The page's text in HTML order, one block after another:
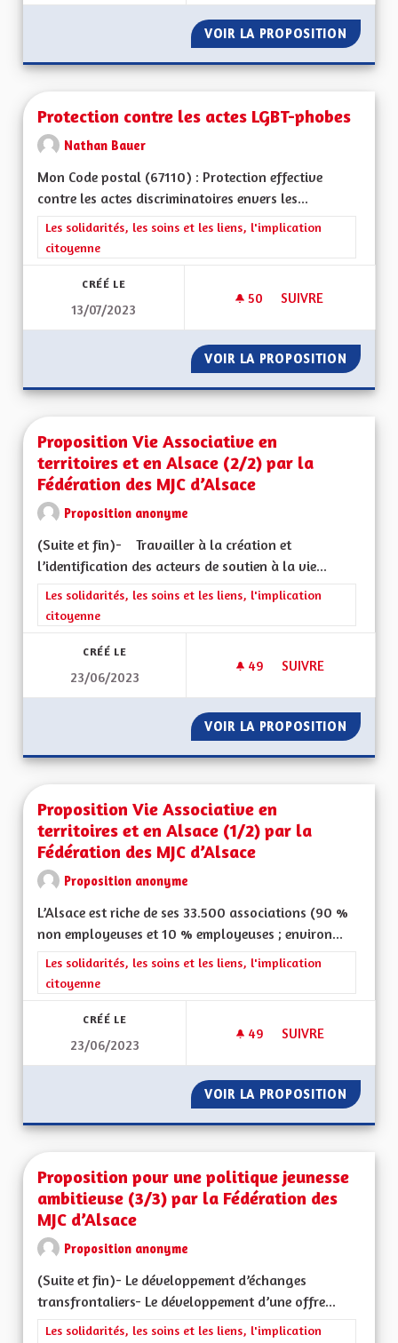
VOIR LA PROPOSITION
Protection contre les actes LGBT-phobes
Nathan Bauer
Mon Code postal (67110) : Protection effective
contre les actes discriminatoires envers les...
Filtrer les résultats de la catégorie : Les solidarités, les soins
Les solidarités, les soins et les liens, l'implication
citoyenne
CRÉÉ LE
13/07/2023
50 50 ABONNÉS
SUIVRE
VOIR LA PROPOSITION
Proposition Vie Associative en
territoires et en Alsace (2/2) par la
Fédération des MJC d’Alsace
Proposition anonyme
(Suite et fin)- Travailler à la création et
l’identification des acteurs de soutien à la vie...
Filtrer les résultats de la catégorie : Les solidarités, les soins
Les solidarités, les soins et les liens, l'implication
citoyenne
CRÉÉ LE
23/06/2023
49 49 ABONNÉS
SUIVRE
VOIR LA PROPOSITION
Proposition Vie Associative en
territoires et en Alsace (1/2) par la
Fédération des MJC d’Alsace
Proposition anonyme
L’Alsace est riche de ses 33.500 associations (90 %
non employeuses et 10 % employeuses ; environ...
Filtrer les résultats de la catégorie : Les solidarités, les soins
Les solidarités, les soins et les liens, l'implication
citoyenne
CRÉÉ LE
23/06/2023
49 49 ABONNÉS
SUIVRE
VOIR LA PROPOSITION
Proposition pour une politique jeunesse
ambitieuse (3/3) par la Fédération des
MJC d’Alsace
Proposition anonyme
(Suite et fin)- Le développement d’échanges
transfrontaliers- Le développement d’une offre...
Filtrer les résultats de la catégorie : Les solidarités, les soins
Les solidarités, les soins et les liens, l'implication